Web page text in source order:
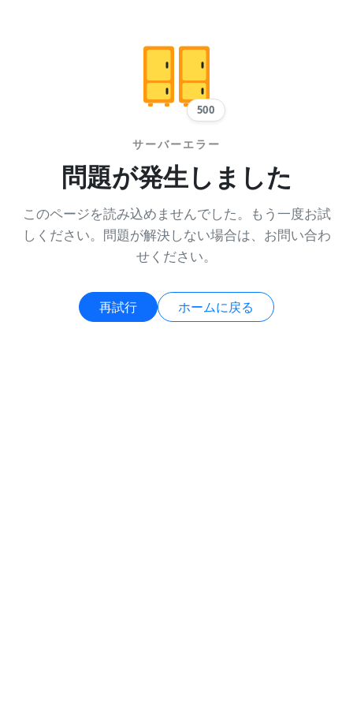
500
サーバーエラー
問題が発生しました
このページを読み込めませんでした。もう一度お試
しください。問題が解決しない場合は、お問い合わ
せください。
再試行 ホームに戻る